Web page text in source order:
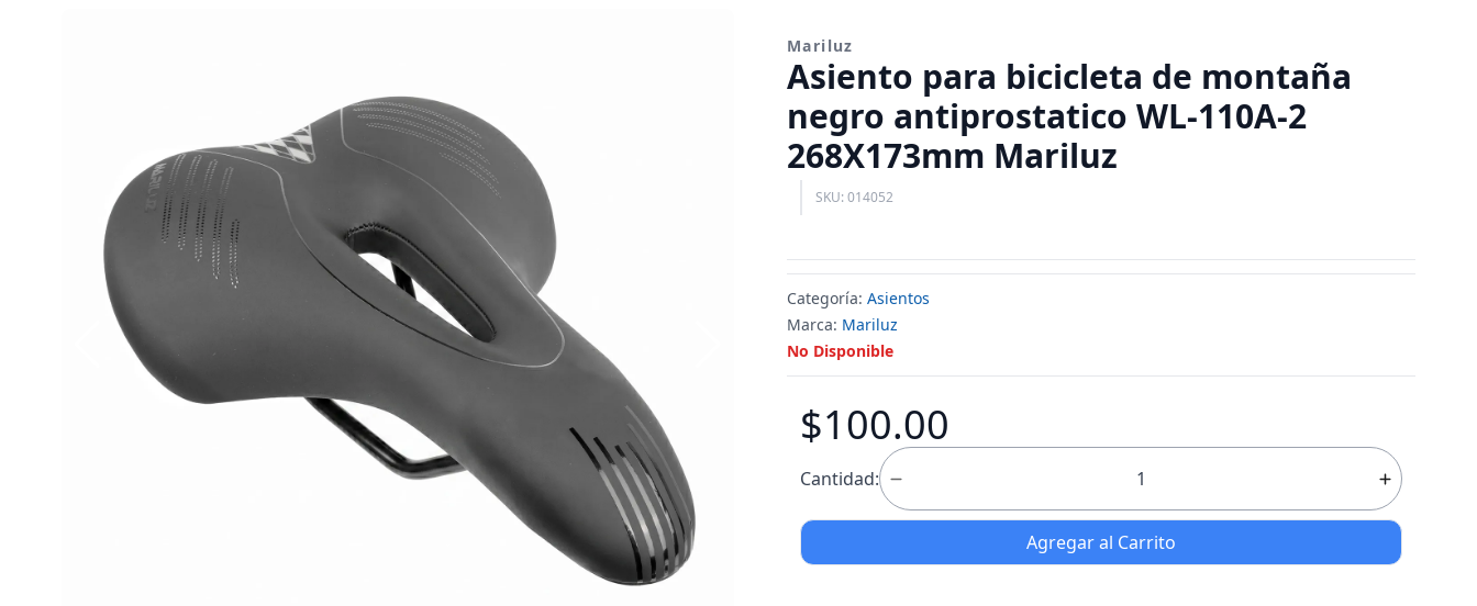
Mariluz
Asiento para bicicleta de montaña
negro antiprostatico WL-110A-2
268X173mm Mariluz
SKU: 014052
Categoría: Asientos
Marca: Mariluz
No Disponible
$100.00
Cantidad:
Agregar al Carrito